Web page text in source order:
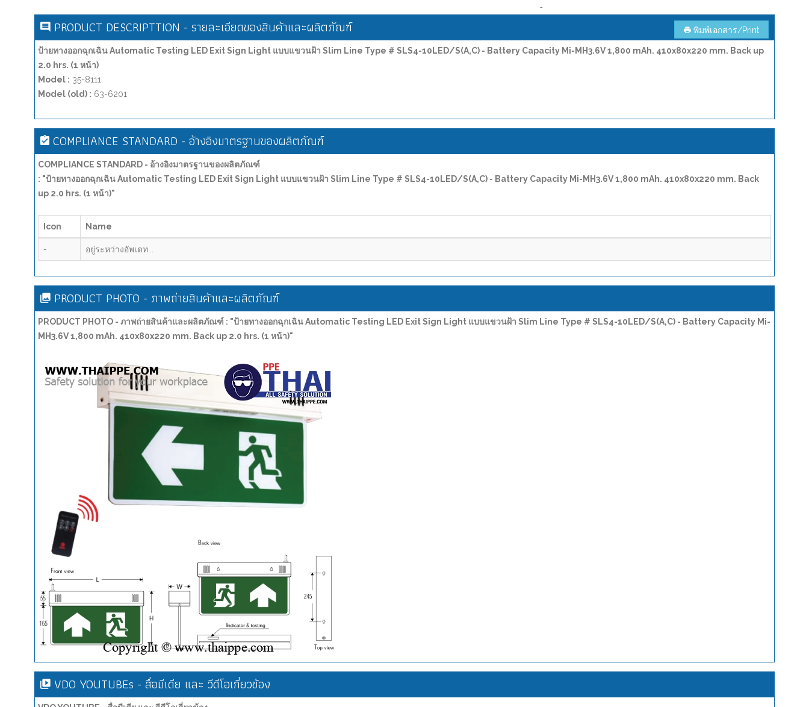
-
PRODUCT DESCRIPTTION - รายละเอียดของสินค้าและผลิตภัณฑ์ พิมพ์เอกสาร/Print
ป้ายทางออกฉุกเฉิน Automatic Testing LED Exit Sign Light แบบแขวนฝ้า Slim Line Type # SLS4-10LED/S(A,C) - Battery Capacity Mi-MH3.6V 1,800 mAh. 410x80x220 mm. Back up
2.0 hrs. (1 หน้า)
Model : 35-8111
Model (old) : 63-6201
COMPLIANCE STANDARD - อ้างอิงมาตรฐานของผลิตภัณฑ์
COMPLIANCE STANDARD - อ้างอิงมาตรฐานของผลิตภัณฑ์
: "ป้ายทางออกฉุกเฉิน Automatic Testing LED Exit Sign Light แบบแขวนฝ้า Slim Line Type # SLS4-10LED/S(A,C) - Battery Capacity Mi-MH3.6V 1,800 mAh. 410x80x220 mm. Back
up 2.0 hrs. (1 หน้า)"
Icon Name
- อยู่ระหว่างอัพเดท...
PRODUCT PHOTO - ภาพถ่ายสินค้าและผลิตภัณฑ์
PRODUCT PHOTO - ภาพถ่ายสินค้าและผลิตภัณฑ์ : "ป้ายทางออกฉุกเฉิน Automatic Testing LED Exit Sign Light แบบแขวนฝ้า Slim Line Type # SLS4-10LED/S(A,C) - Battery Capacity Mi-
MH3.6V 1,800 mAh. 410x80x220 mm. Back up 2.0 hrs. (1 หน้า)"
VDO YOUTUBEs - สื่อมีเดีย และ วีดีโอเกี่ยวข้อง